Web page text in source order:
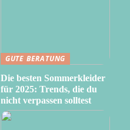
GUTE BERATUNG
Die besten Sommerkleider
für 2025: Trends, die du
nicht verpassen solltest